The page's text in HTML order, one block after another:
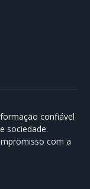
confiável
sociedade.
com a